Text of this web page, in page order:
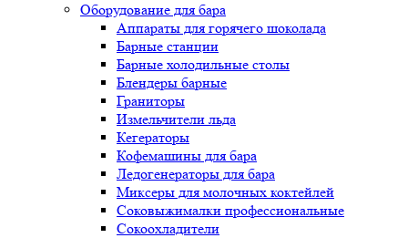
Оборудование для бара
Аппараты для горячего шоколада
Барные станции
Барные холодильные столы
Блендеры барные
Граниторы
Измельчители льда
Кегераторы
Кофемашины для бара
Ледогенераторы для бара
Миксеры для молочных коктейлей
Соковыжималки профессиональные
Сокоохладители